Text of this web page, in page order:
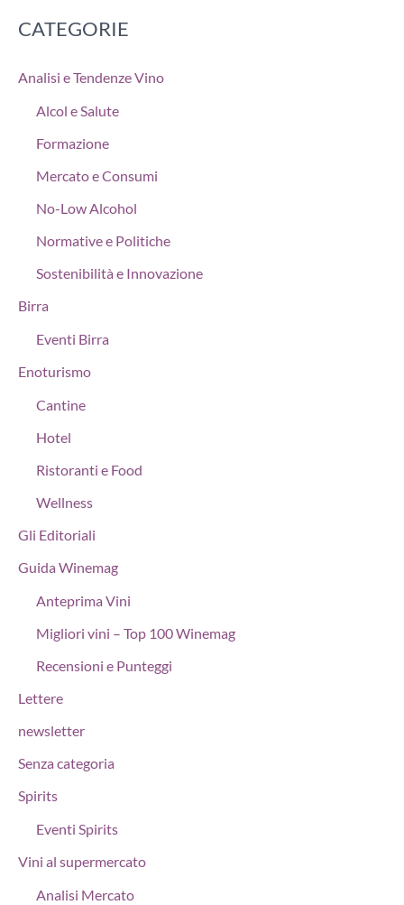
CATEGORIE
Analisi e Tendenze Vino
Alcol e Salute
Formazione
Mercato e Consumi
No-Low Alcohol
Normative e Politiche
Sostenibilità e Innovazione
Birra
Eventi Birra
Enoturismo
Cantine
Hotel
Ristoranti e Food
Wellness
Gli Editoriali
Guida Winemag
Anteprima Vini
Migliori vini – Top 100 Winemag
Recensioni e Punteggi
Lettere
newsletter
Senza categoria
Spirits
Eventi Spirits
Vini al supermercato
Analisi Mercato